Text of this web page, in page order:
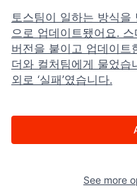
토스팀이 일하는 방식
으로 업데이트됐어요.
버전을 붙이고 업데이트
더와 컬처팀에게 물었습
외로 ‘실패’였습니다.
See more